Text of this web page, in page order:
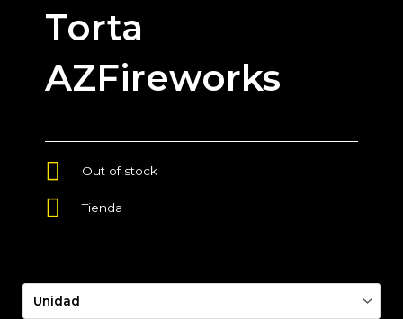
Torta
AZFireworks
Out of stock
Tienda